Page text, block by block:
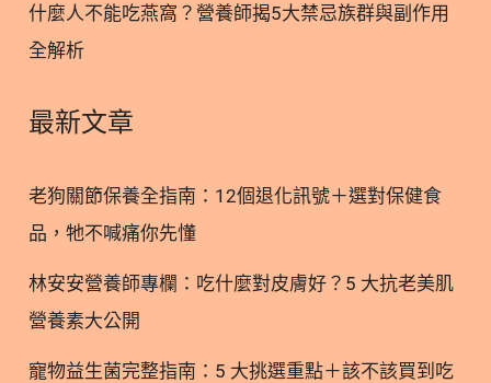
物「超級食材」功效解析 為了讓大家快速掌握重點，
下方為您整理了7大超級食材的功效速查表： 超級食
蝦 磷脂型Omega-3、蝦紅素 皮毛光澤、關節與心血
納豆 納豆激酶、益生菌、維生素 腸道消化、心血管
循環 腸胃虛弱、需要免疫支持者 褐藻 褐藻多醣、膳
管理者 蔓越莓 A型前花青素 (PACs) 降低細菌附著、
泌尿道保養 飲水量少、有泌尿道隱憂者 洛神花 花青
素、多酚類 降低尿液pH值、抑制感染菌 需加強泌尿
什麼人不能吃燕窩？營養師揭5大禁忌族群與副作用
全解析
最新文章
老狗關節保養全指南：12個退化訊號＋選對保健食
品，牠不喊痛你先懂
林安安營養師專欄：吃什麼對皮膚好？5 大抗老美肌
營養素大公開
寵物益生菌完整指南：5 大挑選重點＋該不該買到吃